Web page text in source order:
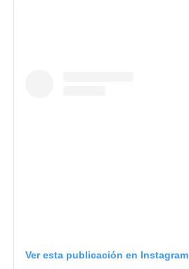
Ver esta publicación en Instagram